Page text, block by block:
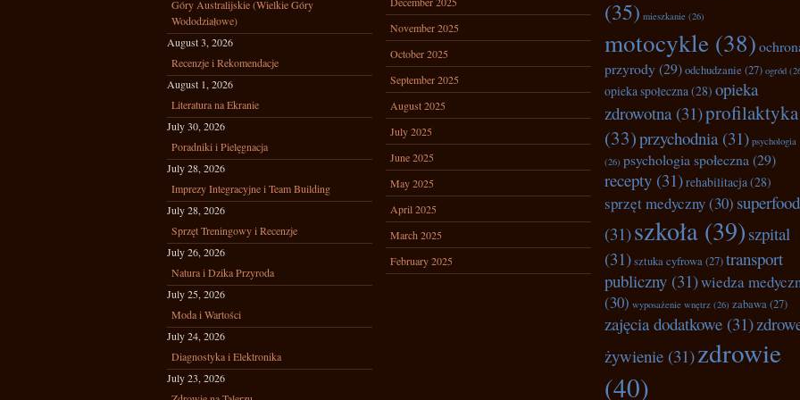
Góry Australijskie (Wielkie Góry
Wododziałowe)
August 3, 2026
Recenzje i Rekomendacje
August 1, 2026
Literatura na Ekranie
July 30, 2026
Poradniki i Pielęgnacja
July 28, 2026
Imprezy Integracyjne i Team Building
July 28, 2026
Sprzęt Treningowy i Recenzje
July 26, 2026
Natura i Dzika Przyroda
July 25, 2026
Moda i Wartości
July 24, 2026
Diagnostyka i Elektronika
July 23, 2026
November 2025
October 2025
September 2025
August 2025
July 2025
June 2025
May 2025
April 2025
March 2025
February 2025
(35) mieszkanie (26)
motocykle (38)
przyrody(29)odchudzanie (27) ogród
opieka społeczna(28) opieka
zdrowotna(31)profilaktyka
(33)przychodnia(31) psychologia
(26) psychologia społeczna (29)
recepty (31)rehabilitacja(28)
sprzęt medyczny(30)
(31)szkoła (39) szpital
(31)sztuka cyfrowa(27)transport
publiczny (31)wiedza
(30) wyposażenie wnętrz (26) zabawa(27)
zajęcia dodatkowe (31)
żywienie (31)zdrowie
(40)